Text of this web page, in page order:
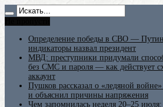
Определение победы в СВО —
индикаторы назвал президент
МВД: преступники придумали
без СМС и пароля — как действует
аккаунт
Пушков рассказал о «ледяной
и объяснил причины напряжения
Чем запомнилась неделя 20–25